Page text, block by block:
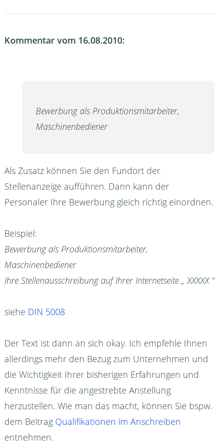
Kommentar vom 16.08.2010:
Bewerbung als Produktionsmitarbeiter,
Maschinenbediener
Als Zusatz können Sie den Fundort der
Stellenanzeige aufführen. Dann kann der
Personaler Ihre Bewerbung gleich richtig einordnen.
Beispiel:
Bewerbung als Produktionsmitarbeiter,
Maschinenbediener
Ihre Stellenausschreibung auf Ihrer Internetseite „ XXXXX “
siehe DIN 5008
Der Text ist dann an sich okay. Ich empfehle Ihnen
allerdings mehr den Bezug zum Unternehmen und
die Wichtigkeit Ihrer bisherigen Erfahrungen und
Kenntnisse für die angestrebte Anstellung
herzustellen. Wie man das macht, können Sie bspw.
dem Beitrag Qualifikationen im Anschreiben
entnehmen.